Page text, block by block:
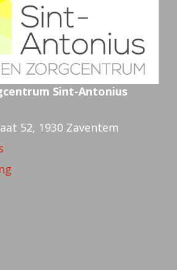
Sint-Antonius
52, 1930 Zaventem